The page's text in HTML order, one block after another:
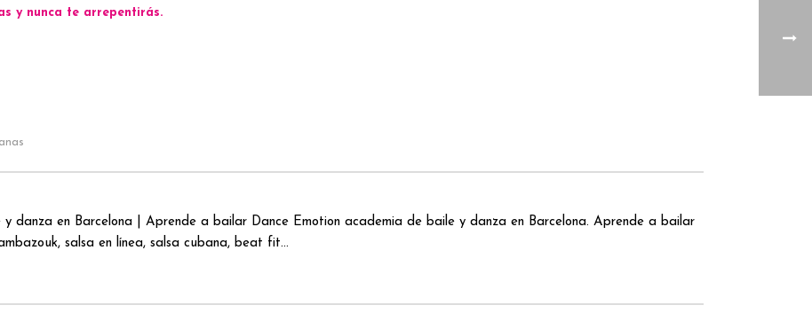
y nunca te arrepentirás.
danza en Barcelona | Aprende a bailar Dance Emotion academia de baile y danza en Barcelona. Aprende a bailar
salsa en línea, salsa cubana, beat fit...